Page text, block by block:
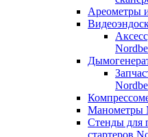
Ареометры
Манометры
Стенды для
стартеров